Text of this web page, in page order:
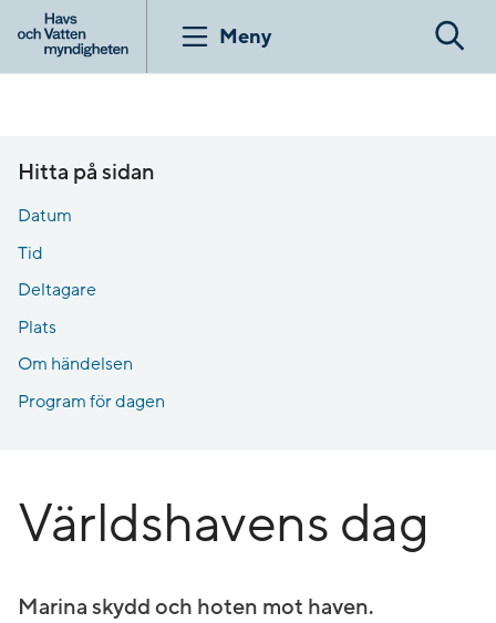
till
innehåll
Meny Sök
Hitta på sidan
Datum
Tid
Deltagare
Plats
Om händelsen
Program för dagen
Världshavens dag
Marina skydd och hoten mot haven.